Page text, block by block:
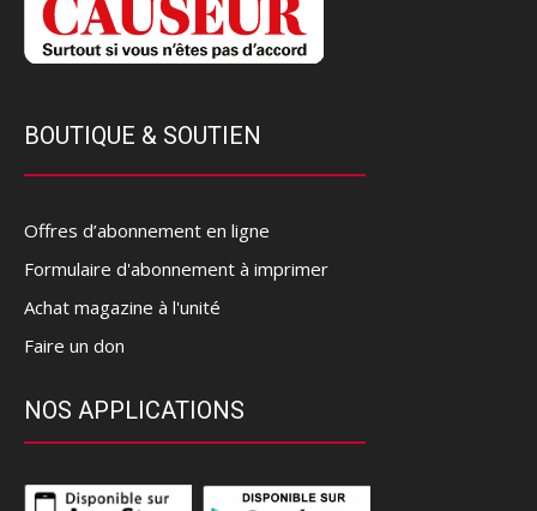
BOUTIQUE & SOUTIEN
Offres d’abonnement en ligne
Formulaire d'abonnement à imprimer
Achat magazine à l'unité
Faire un don
NOS APPLICATIONS